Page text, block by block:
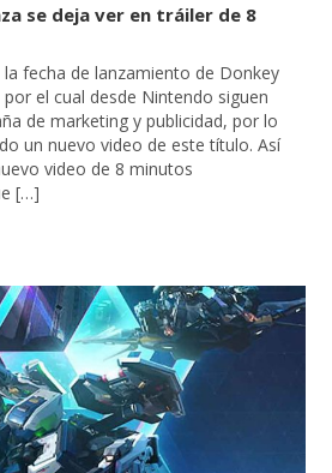
se deja ver en tráiler de 8
fecha de lanzamiento de Donkey
el cual desde Nintendo siguen
de marketing y publicidad, por lo
un nuevo video de este título. Así
video de 8 minutos
[…]